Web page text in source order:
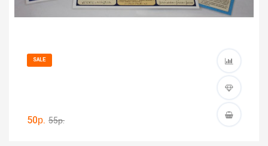
SALE
50р. 55р.